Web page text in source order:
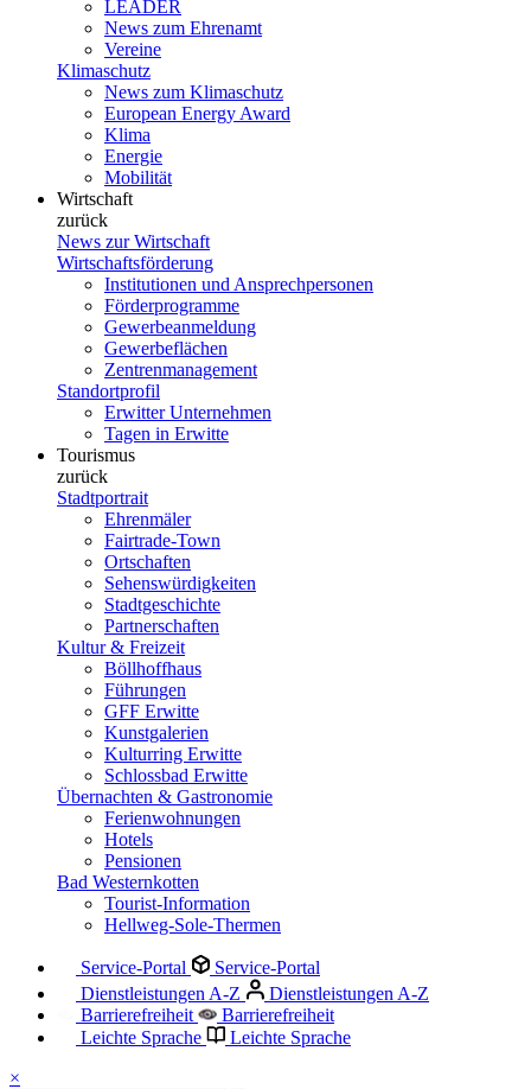
LEADER
News zum Ehrenamt
Vereine
Klimaschutz
News zum Klimaschutz
European Energy Award
Klima
Energie
Mobilität
Wirtschaft
zurück
News zur Wirtschaft
Wirtschaftsförderung
Institutionen und Ansprechpersonen
Förderprogramme
Gewerbeanmeldung
Gewerbeflächen
Zentrenmanagement
Standortprofil
Erwitter Unternehmen
Tagen in Erwitte
Tourismus
zurück
Stadtportrait
Ehrenmäler
Fairtrade-Town
Ortschaften
Sehenswürdigkeiten
Stadtgeschichte
Partnerschaften
Kultur & Freizeit
Böllhoffhaus
Führungen
GFF Erwitte
Kunstgalerien
Kulturring Erwitte
Schlossbad Erwitte
Übernachten & Gastronomie
Ferienwohnungen
Hotels
Pensionen
Bad Westernkotten
Tourist-Information
Hellweg-Sole-Thermen
Service-Portal
Service-Portal
Dienstleistungen A-Z
Dienstleistungen A-Z
Barrierefreiheit
Barrierefreiheit
Leichte Sprache
Leichte Sprache
×